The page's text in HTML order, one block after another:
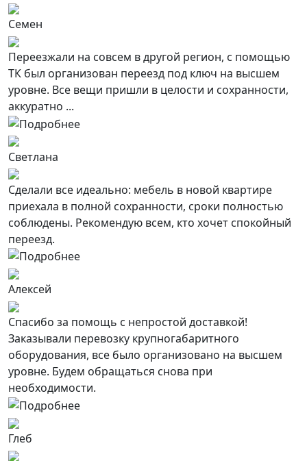
Семен
Переезжали на совсем в другой регион, с помощью
ТК был организован переезд под ключ на высшем
уровне. Все вещи пришли в целости и сохранности,
аккуратно ...
Светлана
Сделали все идеально: мебель в новой квартире
приехала в полной сохранности, сроки полностью
соблюдены. Рекомендую всем, кто хочет спокойный
переезд.
Алексей
Спасибо за помощь с непростой доставкой!
Заказывали перевозку крупногабаритного
оборудования, все было организовано на высшем
уровне. Будем обращаться снова при
необходимости.
Глеб